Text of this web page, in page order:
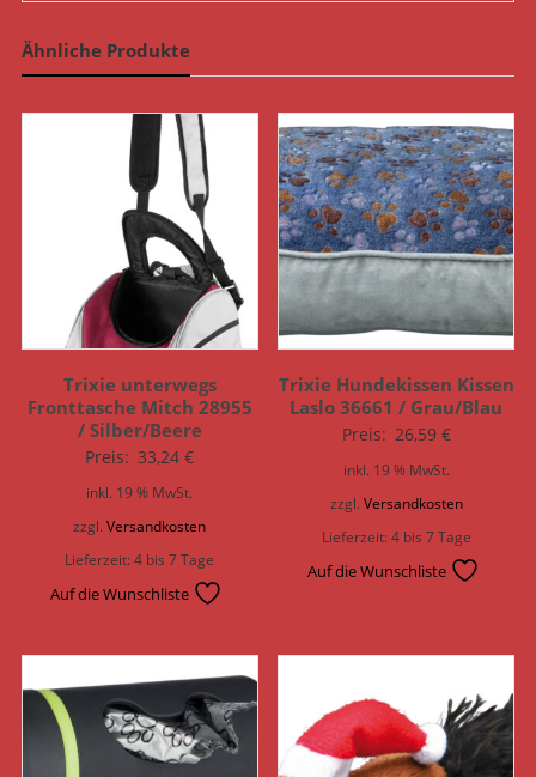
Ähnliche Produkte
Trixie unterwegs
Fronttasche Mitch 28955
/ Silber/Beere
Preis: 33,24€
inkl. 19 % MwSt.
zzgl.Versandkosten
Lieferzeit:4 bis 7 Tage
Auf die Wunschliste
Trixie Hundekissen Kissen
Laslo 36661 / Grau/Blau
Preis: 26,59 €
inkl. 19 % MwSt.
zzgl. Versandkosten
Lieferzeit:4 bis 7 Tage
Auf die Wunschliste